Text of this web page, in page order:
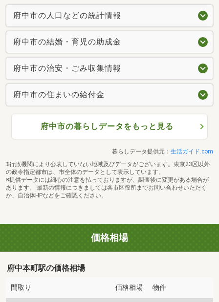
府中市の人口などの統計情報
府中市の結婚・育児の助成金
府中市の治安・ごみ収集情報
府中市の住まいの給付金
府中市の暮らしデータをもっと見る
暮らしデータ提供元： 生活ガイド.com
※行政機関により公表していない地域及びデータがございます。東京23区以外
の政令指定都市は、市全体のデータとして表示しています。
※提供データには細心の注意を払っておりますが、調査後に変更がある場合が
あります。 最新の情報につきましては各市区役所までお問い合わせいただく
か、自治体HPなどをご確認ください。
価格相場
府中本町駅の価格相場
間取り 価格相場 物件